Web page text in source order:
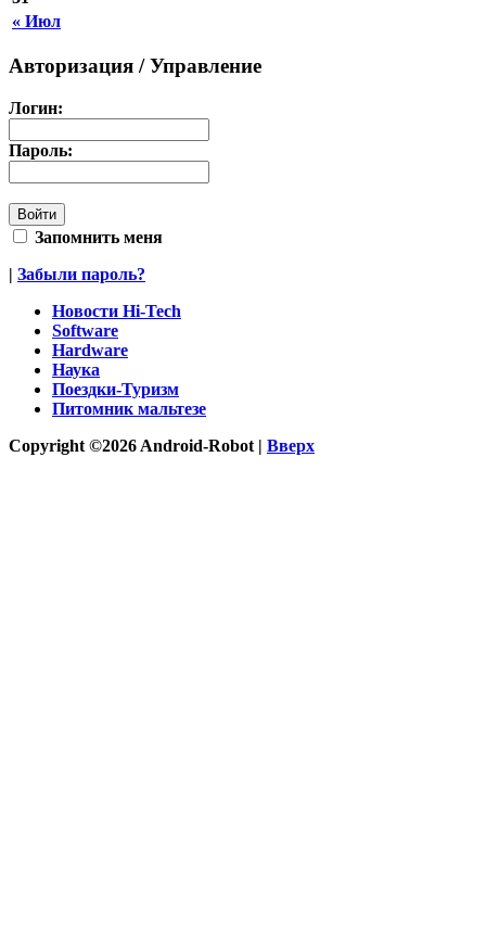
« Июл
Авторизация / Управление
Логин:
Пароль:
Запомнить меня
| Забыли пароль?
Новости Hi-Tech
Software
Hardware
Наука
Поездки-Туризм
Питомник мальтезе
Copyright ©2026 Android-Robot | Вверх